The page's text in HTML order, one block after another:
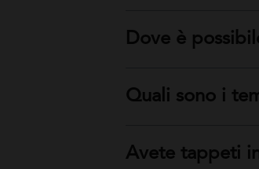
Dove è
Quali sono i
Avete tappeti